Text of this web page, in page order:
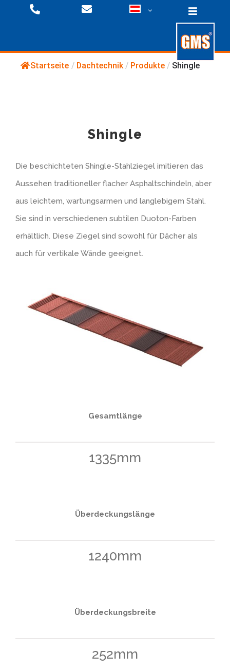
Toggle
Referenzen
Downloads
Produkte
Produktübersicht
Klinkerstruktur NBII
Downloads/ Videos
Unternehmen
Presse
Kontakt
Startseite / Dachtechnik / Produkte / Shingle
Shingle
Die beschichteten Shingle-Stahlziegel imitieren das
Aussehen traditioneller flacher Asphaltschindeln, aber
aus leichtem, wartungsarmen und langlebigem Stahl.
Sie sind in verschiedenen subtilen Duoton-Farben
erhältlich. Diese Ziegel sind sowohl für Dächer als
auch für vertikale Wände geeignet.
Gesamtlänge
1335mm
Überdeckungslänge
1240mm
Überdeckungsbreite
252mm